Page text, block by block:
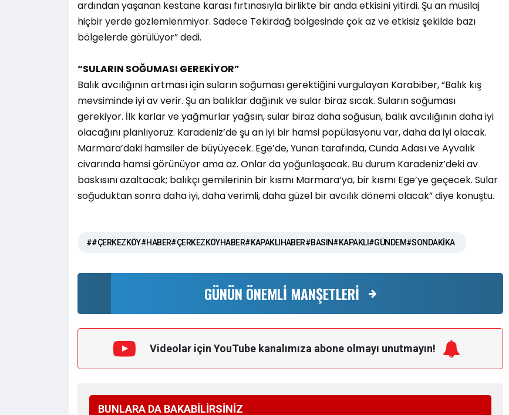
ardından yaşanan kestane karası fırtınasıyla birlikte bir anda etkisini yitirdi. Şu an müsilaj
hiçbir yerde gözlemlenmiyor. Sadece Tekirdağ bölgesinde çok az ve etkisiz şekilde bazı
bölgelerde görülüyor” dedi.
“SULARIN SOĞUMASI GEREKİYOR”
Balık avcılığının artması için suların soğuması gerektiğini vurgulayan Karabiber, “Balık kış
mevsiminde iyi av verir. Şu an balıklar dağınık ve sular biraz sıcak. Suların soğuması
gerekiyor. İlk karlar ve yağmurlar yağsın, sular biraz daha soğusun, balık avcılığının daha iyi
olacağını planlıyoruz. Karadeniz’de şu an iyi bir hamsi popülasyonu var, daha da iyi olacak.
Marmara’daki hamsiler de büyüyecek. Ege’de, Yunan tarafında, Cunda Adası ve Ayvalık
civarında hamsi görünüyor ama az. Onlar da yoğunlaşacak. Bu durum Karadeniz’deki av
baskısını azaltacak; balıkçı gemilerinin bir kısmı Marmara’ya, bir kısmı Ege’ye geçecek. Sular
soğuduktan sonra daha iyi, daha verimli, daha güzel bir avcılık dönemi olacak” diye konuştu.
##ÇERKEZKÖY#HABER#ÇERKEZKÖYHABER#KAPAKLIHABER#BASIN#KAPAKLI#GÜNDEM#SONDAKİKA
GÜNÜN ÖNEMLİ MANŞETLERİ
Videolar için YouTube kanalımıza abone olmayı unutmayın!
BUNLARA DA BAKABİLİRSİNİZ